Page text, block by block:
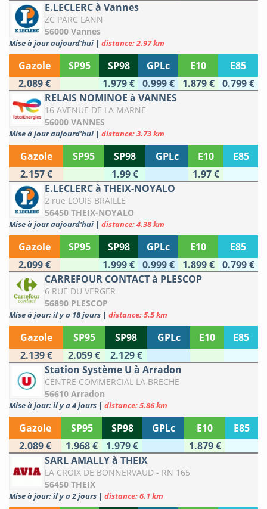
E.LECLERC à Vannes
ZC PARC LANN
56000 Vannes
Mise à jour aujourd'hui | distance: 2.97 km
Gazole SP95 SP98 GPLc E10
E85
2.089 €
1.979 € 0.999 € 1.879 €
0.799 €
RELAIS NOMINOE à VANNES
16 AVENUE DE LA MARNE
56000 VANNES
Mise à jour aujourd'hui | distance: 3.73 km
Gazole SP95 SP98 GPLc E10
E85
2.157 €
1.99 €
1.97 €
E.LECLERC à THEIX-NOYALO
2 rue LOUIS BRAILLE
56450 THEIX-NOYALO
Mise à jour aujourd'hui | distance: 4.38 km
Gazole SP95 SP98 GPLc E10
E85
2.099 €
1.999 € 0.999 € 1.899 €
0.799 €
CARREFOUR CONTACT à PLESCOP
6 RUE DU VERGER
56890 PLESCOP
Mise à jour: il y a 18 jours | distance: 5.5 km
Gazole SP95 SP98 GPLc E10
E85
2.139 €
2.059 €
2.129 €
Station Système U à Arradon
CENTRE COMMERCIAL LA BRECHE
56610 Arradon
Mise à jour: il y a 4 jours | distance: 5.86 km
Gazole SP95 SP98 GPLc E10
E85
2.089 €
1.968 € 1.979 €
1.879 €
SARL AMALLY à THEIX
LA CROIX DE BONNERVAUD - RN 165
56450 THEIX
Mise à jour: il y a 2 jours | distance: 6.1 km